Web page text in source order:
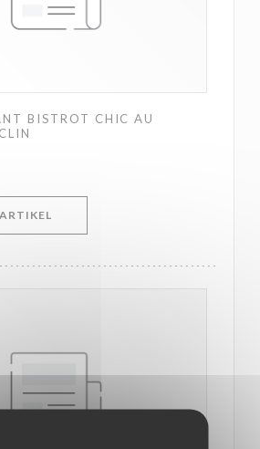
BISTROT CHIC AU